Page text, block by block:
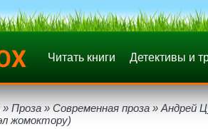
Читать книги Детективы и
» Проза » Современная проза » Андрей
жомоктору)